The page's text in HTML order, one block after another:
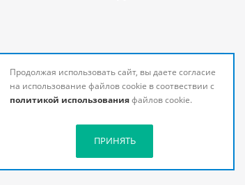
офертой и могут быть изменены.
о стоимости и наличии товаров
Продолжая использовать сайт, вы даете согласие
на использование файлов cookie в соотвествии с
политикой использованияфайлов cookie.
ПРИНЯТЬ